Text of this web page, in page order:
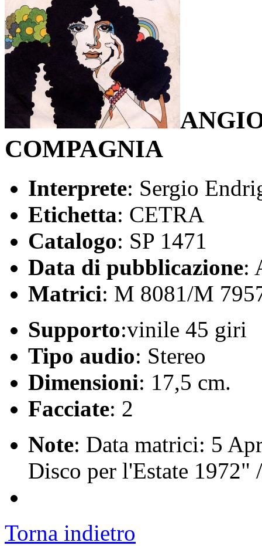
COMPAGNIA
Interprete: Sergio
Etichetta: CETRA
Catalogo: SP 1471
Data di pubblicazione:
Matrici: M 8081/M
Supporto:vinile 45 giri
Tipo audio: Stereo
Dimensioni: 17,5 cm.
Facciate: 2
Note: Data matrici: 5
Disco per l'Estate
Torna indietro